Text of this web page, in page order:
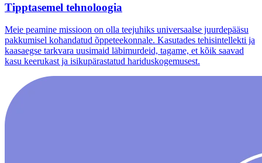
Tipptasemel tehnoloogia
Meie peamine missioon on olla teejuhiks universaalse juurdepääsu
pakkumisel kohandatud õppeteekonnale. Kasutades tehisintellekti ja
kaasaegse tarkvara uusimaid läbimurdeid, tagame, et kõik saavad
kasu keerukast ja isikupärastatud hariduskogemusest.